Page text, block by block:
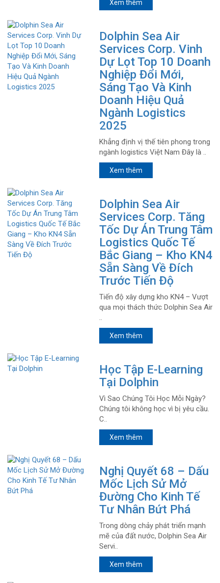
Xem thêm
Dolphin Sea Air
Services Corp. Vinh
Dự Lọt Top 10 Doanh
Nghiệp Đổi Mới,
Sáng Tạo Và Kinh
Doanh Hiệu Quả
Ngành Logistics
2025
Khẳng định vị thế tiên phong trong
ngành logistics Việt Nam Đây là ..
Xem thêm
Dolphin Sea Air
Services Corp. Tăng
Tốc Dự Án Trung Tâm
Logistics Quốc Tế
Bắc Giang – Kho KN4
Sẵn Sàng Về Đích
Trước Tiến Độ
Tiến độ xây dựng kho KN4 – Vượt
qua mọi thách thức Dolphin Sea Air
Xem thêm
Học Tập E-Learning
Tại Dolphin
Vì Sao Chúng Tôi Học Mỗi Ngày?
Chúng tôi không học vì bị yêu cầu.
C..
Xem thêm
Nghị Quyết 68 – Dấu
Mốc Lịch Sử Mở
Đường Cho Kinh Tế
Tư Nhân Bứt Phá
Trong dòng chảy phát triển mạnh
mẽ của đất nước, Dolphin Sea Air
Servi..
Xem thêm